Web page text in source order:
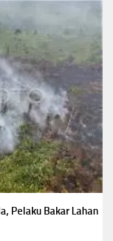
Pelaku Bakar Lahan